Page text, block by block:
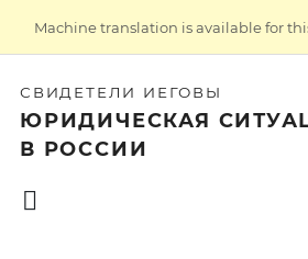
Machine translation is available for
СВИДЕТЕЛИ ИЕГОВЫ
ЮРИДИЧЕСКАЯ
В РОССИИ